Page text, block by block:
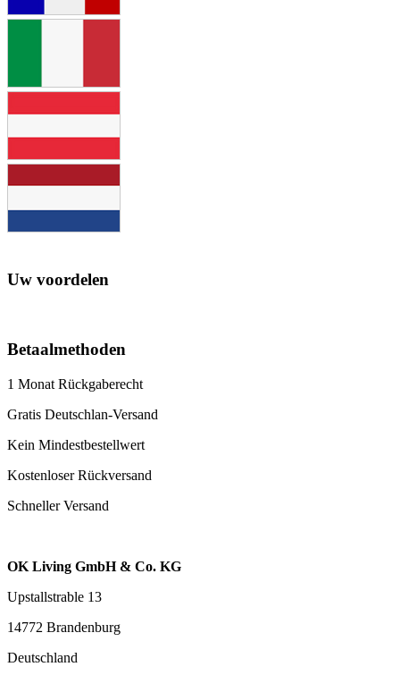
Uw voordelen
Betaalmethoden
1 Monat Rückgaberecht
Gratis Deutschlan-Versand
Kein Mindestbestellwert
Kostenloser Rückversand
Schneller Versand
OK Living GmbH & Co. KG
Upstallstrable 13
14772 Brandenburg
Deutschland